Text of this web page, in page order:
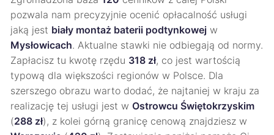
pozwala nam precyzyjnie ocenić opłacalność usługi
jaką jest biały montaż baterii podtynkowej w
Mysłowicach. Aktualne stawki nie odbiegają od normy.
Zapłacisz tu kwotę rzędu 318 zł, co jest wartością
typową dla większości regionów w Polsce. Dla
szerszego obrazu warto dodać, że najtaniej w kraju za
realizację tej usługi jest w Ostrowcu Świętokrzyskim
(288 zł), z kolei górną granicę cenową znajdziesz w